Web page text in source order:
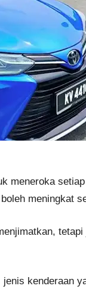
meneroka
meningkat
kenderaan